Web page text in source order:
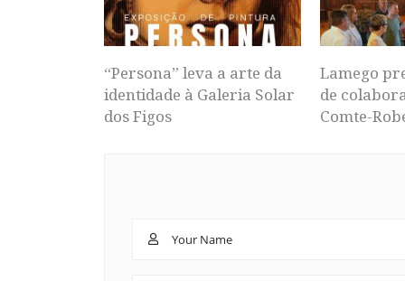
“Persona” leva a arte da
identidade à Galeria Solar
dos Figos
Lamego
de
Comte-